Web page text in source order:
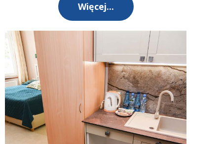
Więcej...